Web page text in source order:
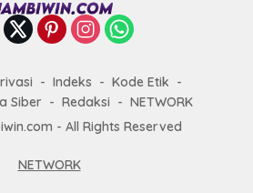
Indeks
Kode Etik
Siber
Redaksi
NETWORK
- All Rights Reserved
NETWORK